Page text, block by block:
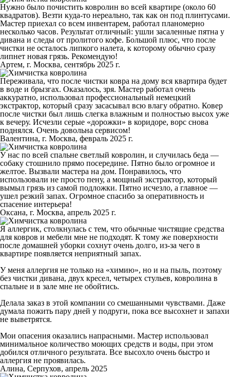
Нужно было почистить ковролин во всей квартире (около 60
квадратов). Везти куда-то нереально, так как он под плинтусами.
Мастер приехал со всем инвентарем, работал планомерно
несколько часов. Результат отличный: ушли засаленные пятна у
дивана и следы от пролитого кофе. Большой плюс, что после
чистки не осталось липкого налета, к которому обычно сразу
липнет новая грязь. Рекомендую!
Артем, г. Москва, сентябрь 2025 г.
Переживала, что после чистки ковра на дому вся квартира будет
в воде и брызгах. Оказалось, зря. Мастер работал очень
аккуратно, использовал профессиональный немецкий
экстрактор, который сразу засасывал всю влагу обратно. Ковер
после чистки был лишь слегка влажным и полностью высох уже
к вечеру. Исчезли серые «дорожки» в коридоре, ворс снова
поднялся. Очень довольна сервисом!
Валентина, г. Москва, февраль 2025 г.
У нас по всей спальне светлый ковролин, и случилась беда —
собаку стошнило прямо посередине. Пятно было огромное и
желтое. Вызвали мастера на дом. Понравилось, что
использовали не просто пену, а мощный экстрактор, который
вымыл грязь из самой подложки. Пятно исчезло, а главное —
ушел резкий запах. Огромное спасибо за оперативность и
спасение интерьера!
Оксана, г. Москва, апрель 2025 г.
Я аллергик, столкнулась с тем, что обычные чистящие средства
для ковров и мебели мне не подходят. К тому же поверхности
после домашней уборки сохнут очень долго, из-за чего в
квартире появляется неприятный запах.
У меня аллергия не только на «химию», но и на пыль, поэтому
без чистки дивана, двух кресел, четырех стульев, ковролина в
спальне и в зале мне не обойтись.
Делала заказ в этой компании со смешанными чувствами. Даже
думала пожить пару дней у подруги, пока все высохнет и запахи
не выветрятся.
Мои опасения оказались напрасными. Мастер использовал
минимальное количество моющих средств и воды, при этом
добился отличного результата. Все высохло очень быстро и
аллергия не проявилась.
Алина, Серпухов, апрель 2025